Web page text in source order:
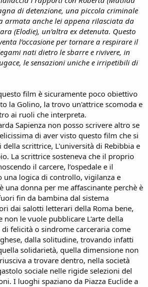
di detenzione, una piccola criminale
armata anche lei appena rilasciata da
(Elodie), un’altra ex detenuta. Questo
l’occasione per tornare a respirare il
nati dietro le sbarre e rivivere, in
le sensazioni uniche e irripetibili di
film è sicuramente poco obiettivo
la Golino, la trovo un'attrice scomoda e
ai ruoli che interpreta.
Sapienza non posso scrivere altro se
di aver visto questo film che si
della scrittrice, L'università di Rebibbia e
La scrittrice sosteneva che il proprio
il carcere, l’ospedale e il
una logica di controllo, vigilanza e
una donna per me affascinante perchè è
fin da bambina dal sistema
dai salotti letterari della Roma bene,
non le vuole pubblicare L'arte della
felicità o sindrome carceraria come
dalla solitudine, trovando infatti
solidarietà, quella dimensione non
a trovare dentro, nella società
sociale nelle rigide selezioni del
I luoghi spaziano da Piazza Euclide a